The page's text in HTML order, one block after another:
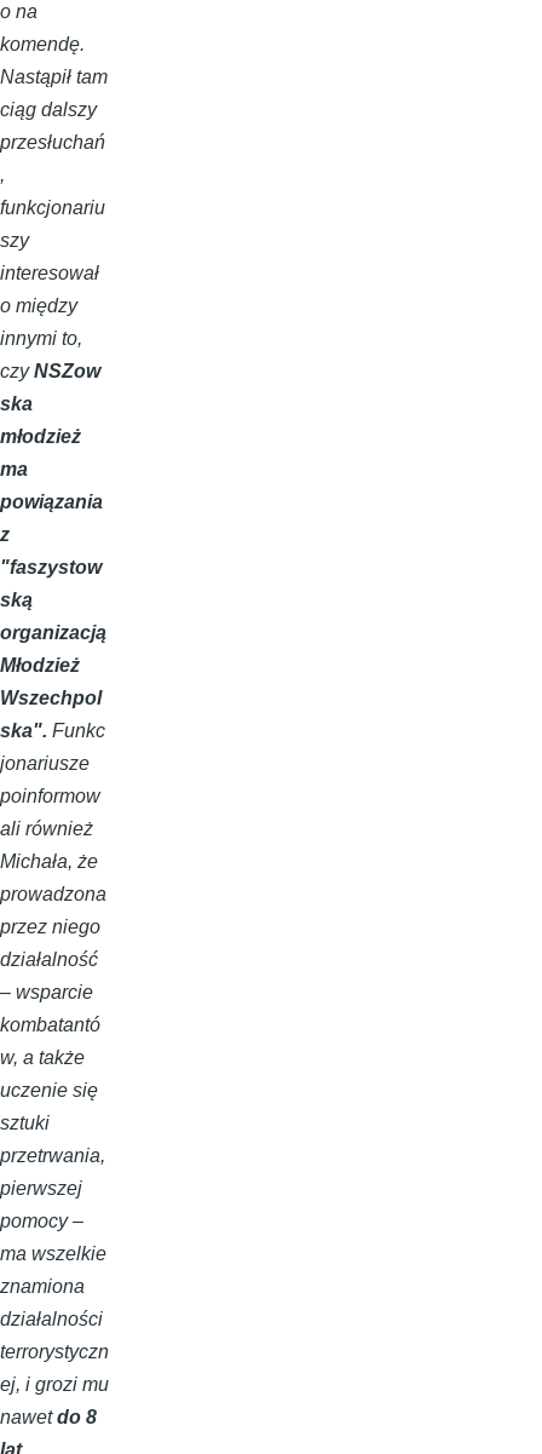
o na
komendę.
Nastąpił tam
ciąg dalszy
przesłuchań
,
funkcjonariu
szy
interesował
o między
innymi to,
czyNSZow
ska
młodzież
ma
powiązania
z
"faszystow
ską
organizacją
Młodzież
Wszechpol
ska". Funkc
jonariusze
poinformow
ali również
Michała, że
prowadzona
przez niego
działalność
– wsparcie
kombatantó
w, a także
uczenie się
sztuki
przetrwania,
pierwszej
pomocy –
ma wszelkie
znamiona
działalności
terrorystyczn
ej, i grozi mu
nawetdo 8